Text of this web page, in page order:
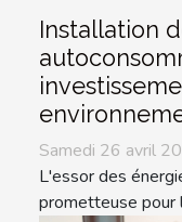
Installation
Samedi 26 avril
L'essor des
prometteuse pour